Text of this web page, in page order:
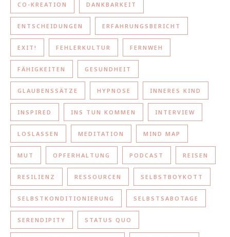
CO-KREATION DANKBARKEIT
ENTSCHEIDUNGEN ERFAHRUNGSBERICHT
EXIT! FEHLERKULTUR FERNWEH
FÄHIGKEITEN GESUNDHEIT
GLAUBENSSÄTZE HYPNOSE INNERES KIND
INSPIRED INS TUN KOMMEN INTERVIEW
LOSLASSEN MEDITATION MIND MAP
MUT OPFERHALTUNG PODCAST REISEN
RESILIENZ RESSOURCEN SELBSTBOYKOTT
SELBSTKONDITIONIERUNG SELBSTSABOTAGE
SERENDIPITY STATUS QUO